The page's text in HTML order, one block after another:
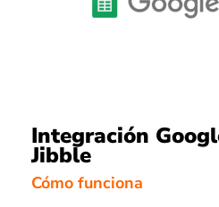
Integración
Jibble
Cómo funciona